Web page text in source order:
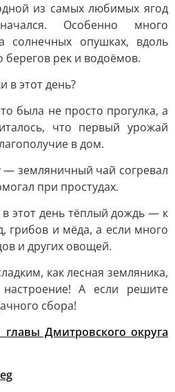
из самых любимых ягод
Особенно много
солнечных опушках, вдоль
берегов рек и водоёмов.
в этот день?
была не просто прогулка, а
что первый урожай
в дом.
— земляничный чай согревал
при простудах.
в этот день тёплый дождь — к
грибов и мёда, а если много
и других овощей.
как лесная земляника,
А если решите
сбора!
Дмитровского округа